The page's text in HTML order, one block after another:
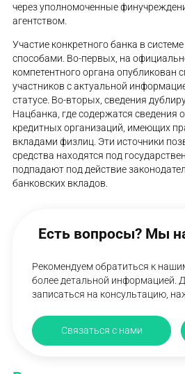
через уполномоченные
агентством.
Участие конкретного банка в
способами. Во-первых, на
компетентного органа опубликован
участников с актуальной
статусе. Во-вторых, сведения
Нацбанка, где содержатся сведения
кредитных организаций, имеющих
вкладами физлиц. Эти источники
средства находятся под
подпадают под действие
банковских вкладов.
Есть вопросы? Мы
Рекомендуем обратиться к
более детальной информацией.
записаться на консультацию,
Связаться с нами